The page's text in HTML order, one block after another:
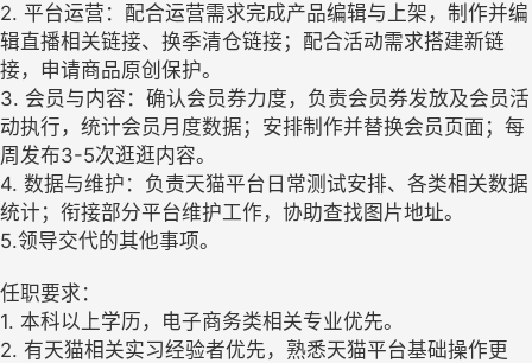
2. 平台运营：配合运营需求完成产品编辑与上架，制作并编
辑直播相关链接、换季清仓链接；配合活动需求搭建新链
接，申请商品原创保护。
3. 会员与内容：确认会员券力度，负责会员券发放及会员活
动执行，统计会员月度数据；安排制作并替换会员页面；每
周发布3-5次逛逛内容。
4. 数据与维护：负责天猫平台日常测试安排、各类相关数据
统计；衔接部分平台维护工作，协助查找图片地址。
5.领导交代的其他事项。
任职要求：
1. 本科以上学历，电子商务类相关专业优先。
2. 有天猫相关实习经验者优先，熟悉天猫平台基础操作更